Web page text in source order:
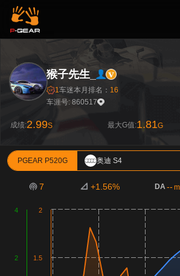
猴子先生_
1车迷本月排名： 16
车涯号: 860517
成绩:2.99S 最大G值:1.81G
PGEAR P520G 奥迪 S4
7 +1.56% DA-- m
1.5
2
2
4